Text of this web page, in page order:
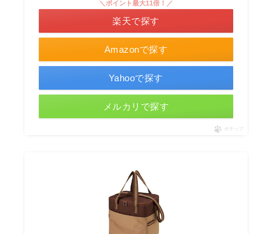
Amazonで探す
＼ポイント最大11倍！／
楽天で探す
Yahooで探す
メルカリで探す
ポチップ